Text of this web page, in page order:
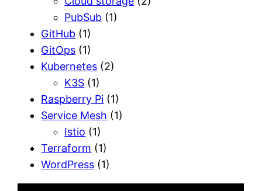
PubSub (1)
GitHub (1)
GitOps (1)
Kubernetes (2)
K3S (1)
Raspberry Pi (1)
Service Mesh (1)
Istio (1)
Terraform (1)
WordPress (1)